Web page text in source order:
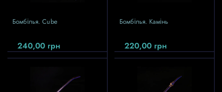
Бомбілья. Cube
240,00 грн
Бомбілья. Камінь
220,00 грн